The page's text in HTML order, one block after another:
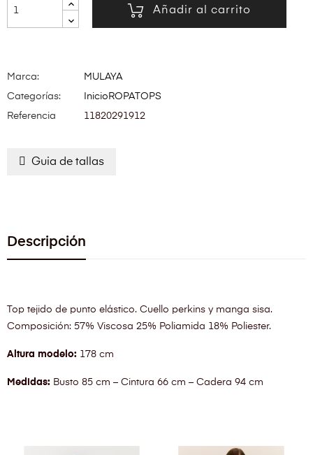
Añadir al carrito
Marca:
MULAYA
Categorías:
Inicio ROPATOPS
Referencia
11820291912
Guia de tallas
Descripción
Top tejido de punto elástico. Cuello perkins y manga sisa.
Composición: 57% Viscosa 25% Poliamida 18% Poliester.
Altura modelo: 178 cm
Medidas: Busto 85 cm – Cintura 66 cm – Cadera 94 cm